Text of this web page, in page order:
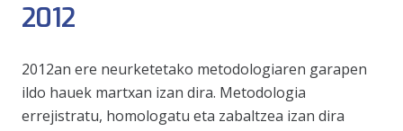
2012
2012an ere neurketetako metodologiaren garapen
ildo hauek martxan izan dira. Metodologia
errejistratu, homologatu eta zabaltzea izan dira